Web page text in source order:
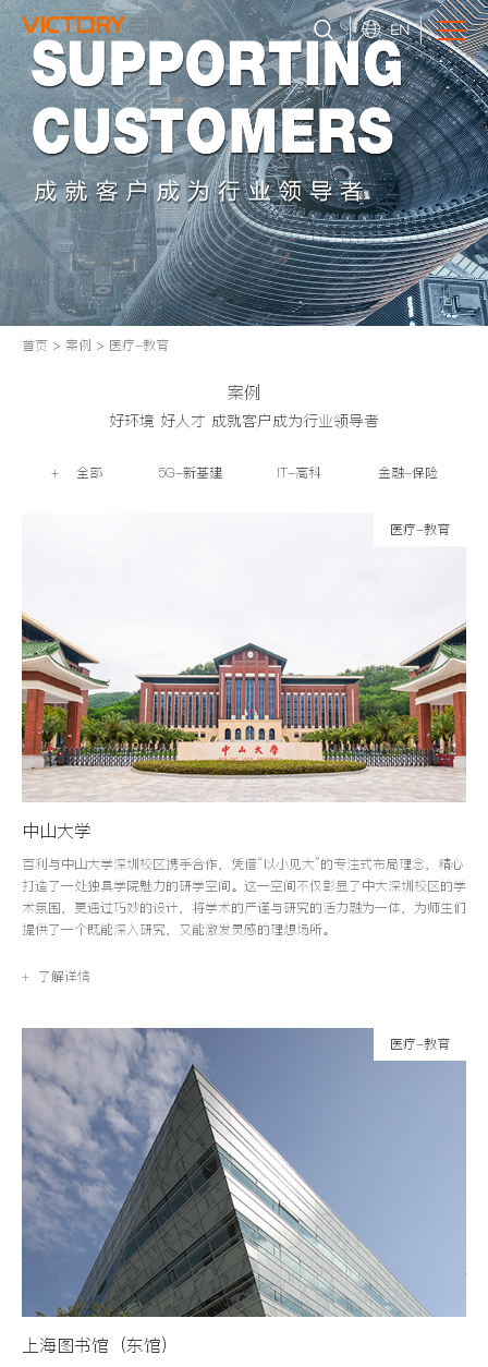
EN
首页 > 案例 > 医疗-教育
案例
好环境 好人才 成就客户成为行业领导者
+ 全部 5G-新基建 IT-高科 金融-保险
医疗-教育
中山大学
百利与中山大学深圳校区携手合作，凭借“以小见大”的专注式布局理念，精心
打造了一处独具学院魅力的研学空间。这一空间不仅彰显了中大深圳校区的学
术氛围，更通过巧妙的设计，将学术的严谨与研究的活力融为一体，为师生们
提供了一个既能深入研究，又能激发灵感的理想场所。
+ 了解详情
医疗-教育
上海图书馆（东馆）